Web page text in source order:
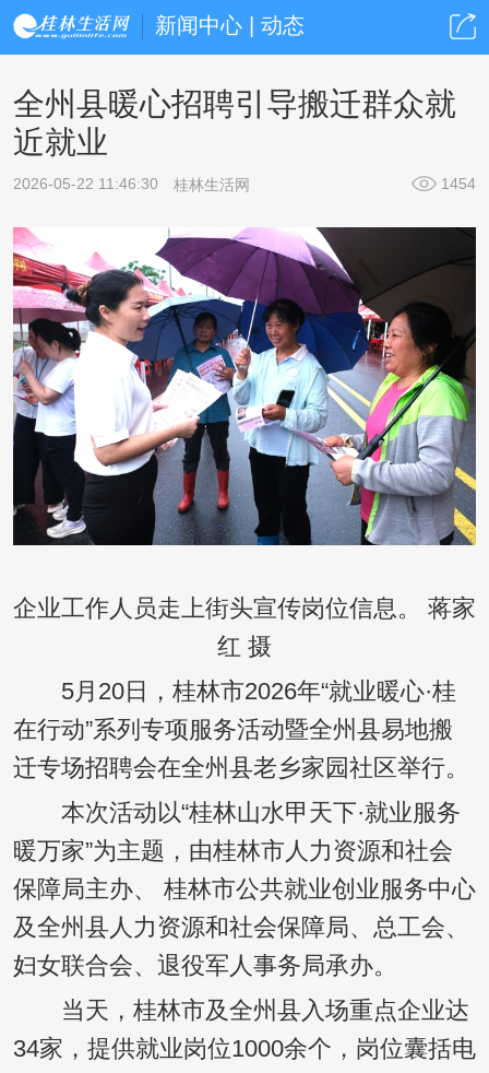
新闻中心 | 动态
全州县暖心招聘引导搬迁群众就
近就业
2026-05-22 11:46:30 桂林生活网 1454
企业工作人员走上街头宣传岗位信息。 蒋家
红 摄
5月20日，桂林市2026年“就业暖心·桂
在行动”系列专项服务活动暨全州县易地搬
迁专场招聘会在全州县老乡家园社区举行。
本次活动以“桂林山水甲天下·就业服务
暖万家”为主题，由桂林市人力资源和社会
保障局主办、 桂林市公共就业创业服务中心
及全州县人力资源和社会保障局、总工会、
妇女联合会、退役军人事务局承办。
当天，桂林市及全州县入场重点企业达
34家，提供就业岗位1000余个，岗位囊括电